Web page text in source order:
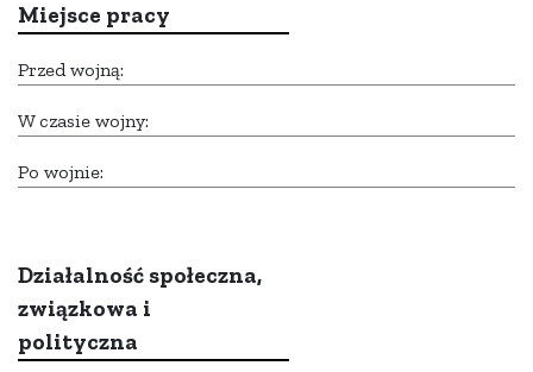
Miejsce pracy
Przed wojną:
W czasie wojny:
Po wojnie:
Działalność społeczna,
związkowa i
polityczna